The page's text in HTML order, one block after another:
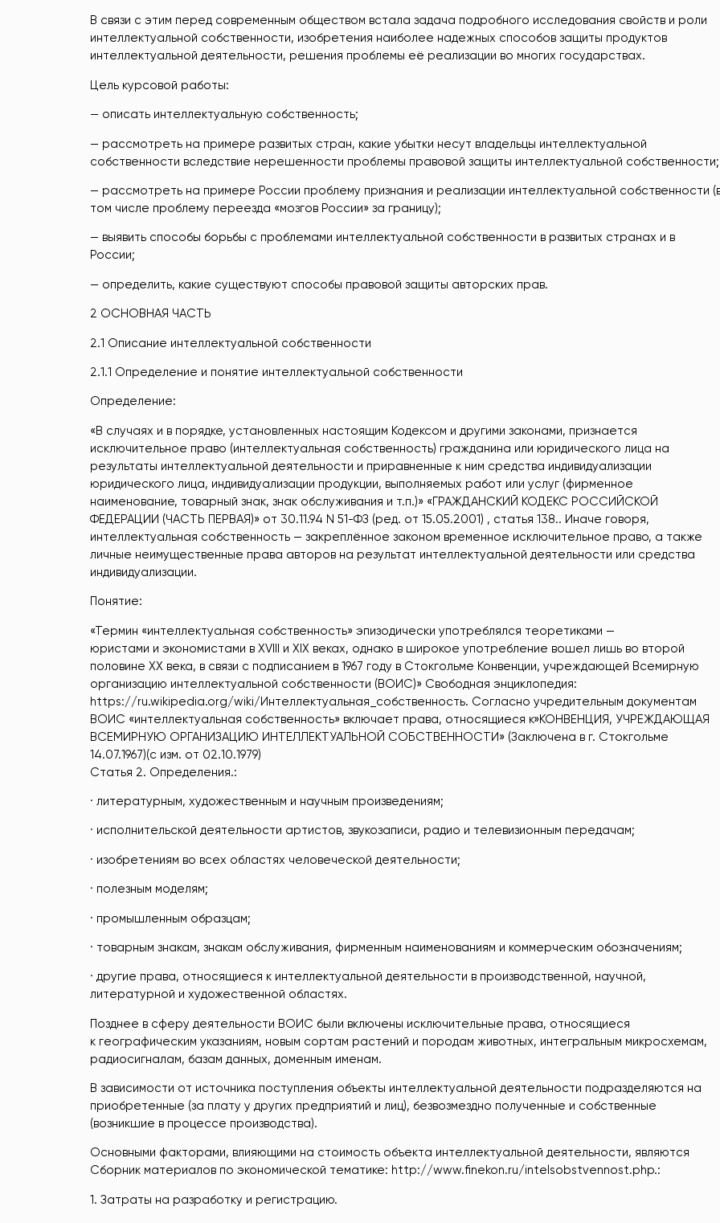
В связи с этим перед современным обществом встала задача подробного исследования свойств и роли
интеллектуальной собственности, изобретения наиболее надежных способов защиты продуктов
интеллектуальной деятельности, решения проблемы её реализации во многих государствах.
Цель курсовой работы:
— описать интеллектуальную собственность;
— рассмотреть на примере развитых стран, какие убытки несут владельцы интеллектуальной
собственности вследствие нерешенности проблемы правовой защиты интеллектуальной собственности;
— рассмотреть на примере России проблему признания и реализации интеллектуальной собственности
том числе проблему переезда «мозгов России» за границу);
— выявить способы борьбы с проблемами интеллектуальной собственности в развитых странах и в
России;
— определить, какие существуют способы правовой защиты авторских прав.
2 ОСНОВНАЯ ЧАСТЬ
2.1 Описание интеллектуальной собственности
2.1.1 Определение и понятие интеллектуальной собственности
Определение:
«В случаях и в порядке, установленных настоящим Кодексом и другими законами, признается
исключительное право (интеллектуальная собственность) гражданина или юридического лица на
результаты интеллектуальной деятельности и приравненные к ним средства индивидуализации
юридического лица, индивидуализации продукции, выполняемых работ или услуг (фирменное
наименование, товарный знак, знак обслуживания и т.п.)» «ГРАЖДАНСКИЙ КОДЕКС РОССИЙСКОЙ
ФЕДЕРАЦИИ (ЧАСТЬ ПЕРВАЯ)» от 30.11.94 N 51-ФЗ (ред. от 15.05.2001) , статья 138.. Иначе говоря,
интеллектуальная собственность — закреплённое законом временное исключительное право, а также
личные неимущественные права авторов на результат интеллектуальной деятельности или средства
индивидуализации.
Понятие:
«Термин «интеллектуальная собственность» эпизодически употреблялся теоретиками —
юристами и экономистами в XVIII и XIX веках, однако в широкое употребление вошел лишь во второй
половине XX века, в связи с подписанием в 1967 году в Стокгольме Конвенции, учреждающей Всемирную
организацию интеллектуальной собственности (ВОИС)» Свободная энциклопедия:
https://ru.wikipedia.org/wiki/Интеллектуальная_собственность. Согласно учредительным документам
ВОИС «интеллектуальная собственность» включает права, относящиеся к»КОНВЕНЦИЯ, УЧРЕЖДАЮЩАЯ
ВСЕМИРНУЮ ОРГАНИЗАЦИЮ ИНТЕЛЛЕКТУАЛЬНОЙ СОБСТВЕННОСТИ» (Заключена в г. Стокгольме
14.07.1967)(с изм. от 02.10.1979)
Статья 2. Определения.:
· литературным, художественным и научным произведениям;
· исполнительской деятельности артистов, звукозаписи, радио и телевизионным передачам;
· изобретениям во всех областях человеческой деятельности;
· полезным моделям;
· промышленным образцам;
· товарным знакам, знакам обслуживания, фирменным наименованиям и коммерческим обозначениям;
· другие права, относящиеся к интеллектуальной деятельности в производственной, научной,
литературной и художественной областях.
Позднее в сферу деятельности ВОИС были включены исключительные права, относящиеся
к географическим указаниям, новым сортам растений и породам животных, интегральным микросхемам,
радиосигналам, базам данных, доменным именам.
В зависимости от источника поступления объекты интеллектуальной деятельности подразделяются на
приобретенные (за плату у других предприятий и лиц), безвозмездно полученные и собственные
(возникшие в процессе производства).
Основными факторами, влияющими на стоимость объекта интеллектуальной деятельности, являются
Сборник материалов по экономической тематике: http://www.finekon.ru/intelsobstvennost.php.:
1. Затраты на разработку и регистрацию.